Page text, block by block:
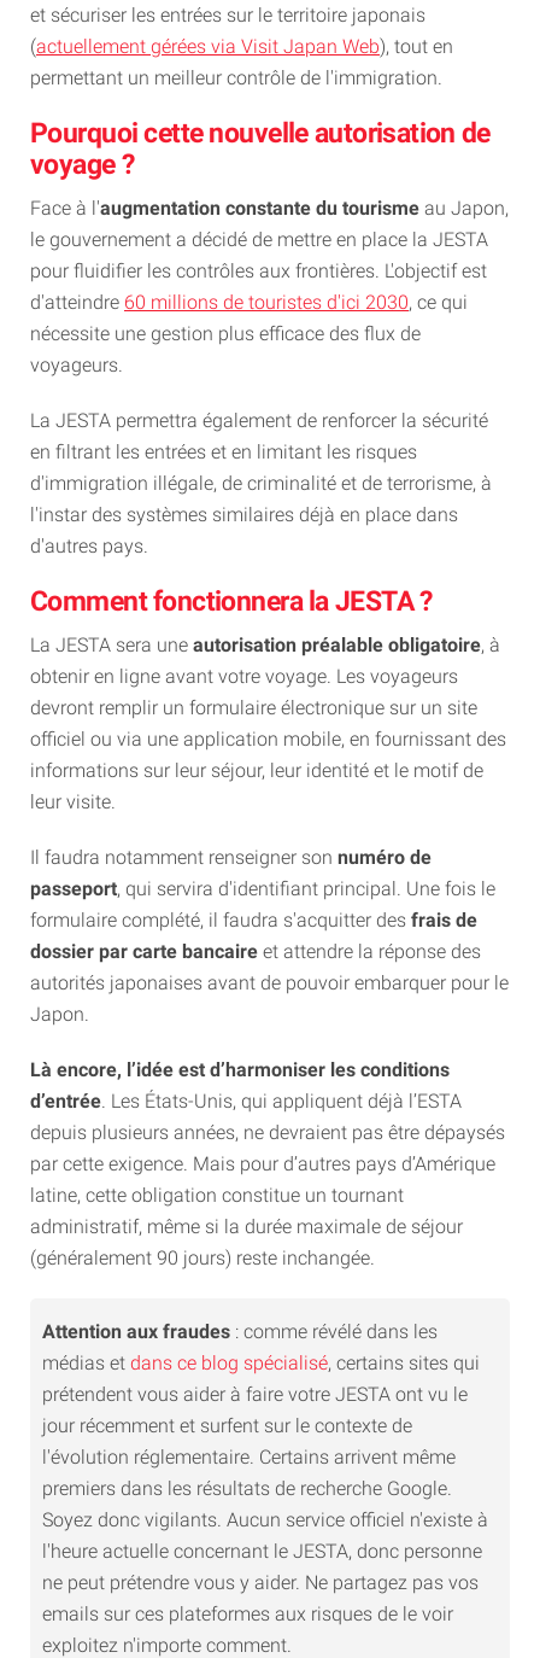
et sécuriser les entrées sur le territoire japonais
(actuellement gérées via Visit Japan Web), tout en
permettant un meilleur contrôle de l'immigration.
Pourquoi cette nouvelle autorisation de
voyage ?
Face à l'augmentation constante du tourisme au Japon,
le gouvernement a décidé de mettre en place la JESTA
pour fluidifier les contrôles aux frontières. L'objectif est
d'atteindre 60 millions de touristes d'ici 2030, ce qui
nécessite une gestion plus efficace des flux de
voyageurs.
La JESTA permettra également de renforcer la sécurité
en filtrant les entrées et en limitant les risques
d'immigration illégale, de criminalité et de terrorisme, à
l'instar des systèmes similaires déjà en place dans
d'autres pays.
Comment fonctionnera la JESTA ?
La JESTA sera une autorisation préalable obligatoire, à
obtenir en ligne avant votre voyage. Les voyageurs
devront remplir un formulaire électronique sur un site
officiel ou via une application mobile, en fournissant des
informations sur leur séjour, leur identité et le motif de
leur visite.
Il faudra notamment renseigner son numéro de
passeport, qui servira d'identifiant principal. Une fois le
formulaire complété, il faudra s'acquitter des frais de
dossier par carte bancaire et attendre la réponse des
autorités japonaises avant de pouvoir embarquer pour le
Japon.
Là encore, l’idée est d’harmoniser les conditions
d’entrée. Les États-Unis, qui appliquent déjà l’ESTA
depuis plusieurs années, ne devraient pas être dépaysés
par cette exigence. Mais pour d’autres pays d’Amérique
latine, cette obligation constitue un tournant
administratif, même si la durée maximale de séjour
(généralement 90 jours) reste inchangée.
Attention aux fraudes : comme révélé dans les
médias et dans ce blog spécialisé, certains sites qui
prétendent vous aider à faire votre JESTA ont vu le
jour récemment et surfent sur le contexte de
l'évolution réglementaire. Certains arrivent même
premiers dans les résultats de recherche Google.
Soyez donc vigilants. Aucun service officiel n'existe à
l'heure actuelle concernant le JESTA, donc personne
ne peut prétendre vous y aider. Ne partagez pas vos
emails sur ces plateformes aux risques de le voir
exploitez n'importe comment.